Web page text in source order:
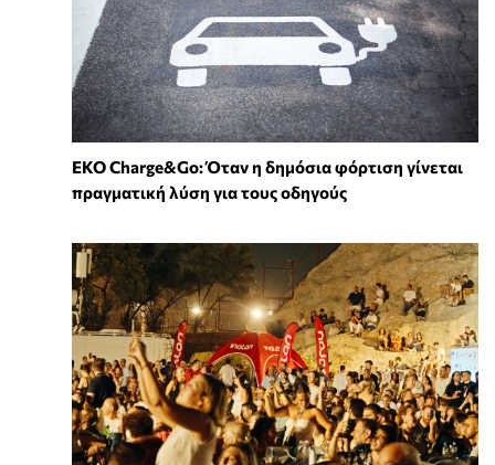
EKO Charge&Go: Όταν η δημόσια φόρτιση γίνεται
πραγματική λύση για τους οδηγούς